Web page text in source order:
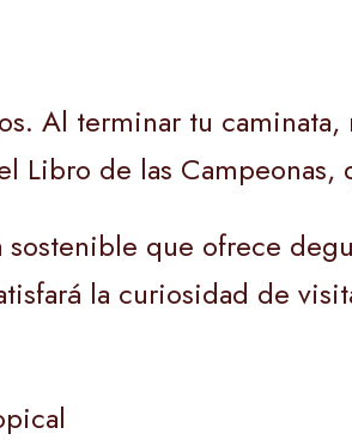
Al terminar tu
Libro de las
que ofrece
la curiosidad de